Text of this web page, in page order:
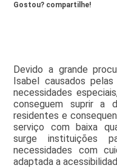
Gostou? compartilhe!
Devido a grande
Isabel causados
necessidades
conseguem suprir a
residentes e
serviço com baixa
surge instituições
necessidades com
adaptada a